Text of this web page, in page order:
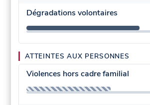
Dégradations volontaires
ATTEINTES AUX PERSONNES
Violences hors cadre familial